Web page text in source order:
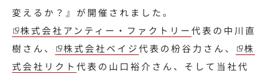
変えるか？』が開催されました。
株式会社アンティー・ファクトリー代表の中川直
樹さん、
株式会社ベイジ代表の枌谷力さん、
株
式会社リクト 代表の山口裕介さん、そして当社代